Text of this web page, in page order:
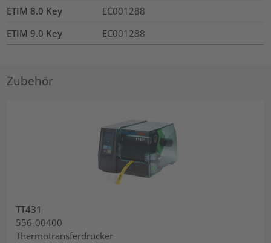
ETIM 8.0 Key
EC001288
ETIM 9.0 Key
EC001288
Zubehör
TT431
556-00400
Thermotransferdrucker